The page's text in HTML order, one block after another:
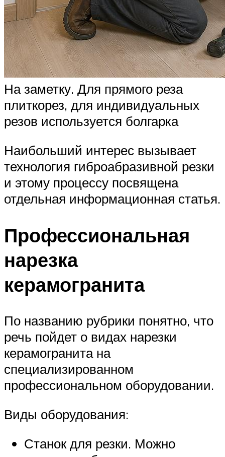
На заметку. Для прямого реза
плиткорез, для индивидуальных
резов используется болгарка
Наибольший интерес вызывает
технология гиброабразивной резки
и этому процессу посвящена
отдельная информационная статья.
Профессиональная
нарезка
керамогранита
По названию рубрики понятно, что
речь пойдет о видах нарезки
керамогранита на
специализированном
профессиональном оборудовании.
Виды оборудования:
Станок для резки. Можно